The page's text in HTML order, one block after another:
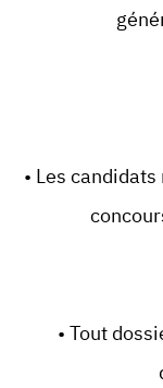
• Les
• Tout